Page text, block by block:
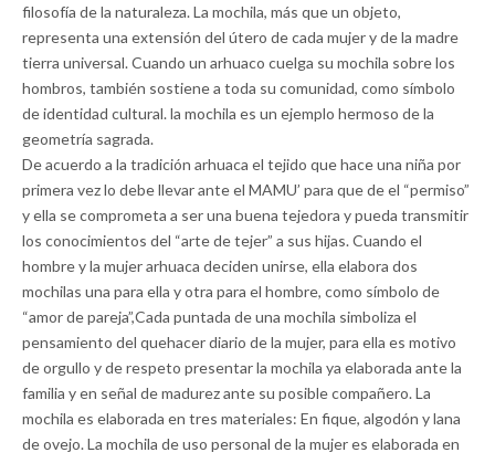
filosofía de la naturaleza. La mochila, más que un objeto,
representa una extensión del útero de cada mujer y de la madre
tierra universal. Cuando un arhuaco cuelga su mochila sobre los
hombros, también sostiene a toda su comunidad, como símbolo
de identidad cultural. la mochila es un ejemplo hermoso de la
geometría sagrada.
De acuerdo a la tradición arhuaca el tejido que hace una niña por
primera vez lo debe llevar ante el MAMU’ para que de el “permiso”
y ella se comprometa a ser una buena tejedora y pueda transmitir
los conocimientos del “arte de tejer” a sus hijas. Cuando el
hombre y la mujer arhuaca deciden unirse, ella elabora dos
mochilas una para ella y otra para el hombre, como símbolo de
“amor de pareja”,Cada puntada de una mochila simboliza el
pensamiento del quehacer diario de la mujer, para ella es motivo
de orgullo y de respeto presentar la mochila ya elaborada ante la
familia y en señal de madurez ante su posible compañero. La
mochila es elaborada en tres materiales: En fique, algodón y lana
de ovejo. La mochila de uso personal de la mujer es elaborada en